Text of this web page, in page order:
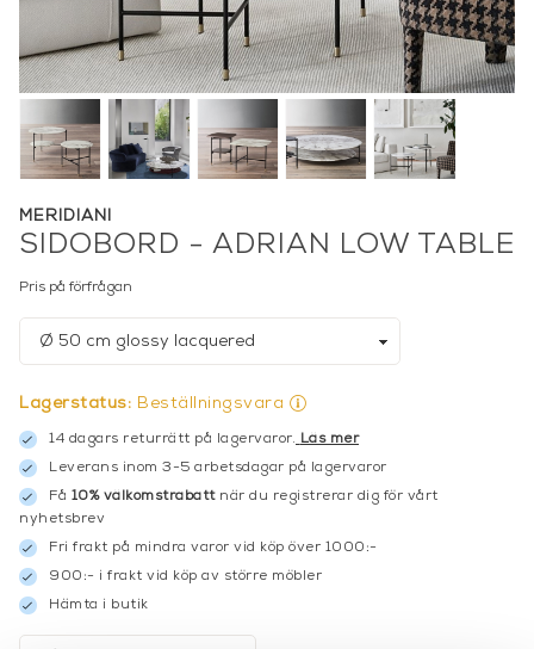
MERIDIANI
SIDOBORD - ADRIAN LOW TABLE
Pris på förfrågan
Lagerstatus: Beställningsvara
14 dagars returrätt på lagervaror. Läs mer
Leverans inom 3-5 arbetsdagar på lagervaror
Få 10% välkomstrabattnär du registrerar dig för vårt
nyhetsbrev
Fri frakt på mindra varor vid köp över 1000:-
900:- i frakt vid köp av större möbler
Hämta i butik